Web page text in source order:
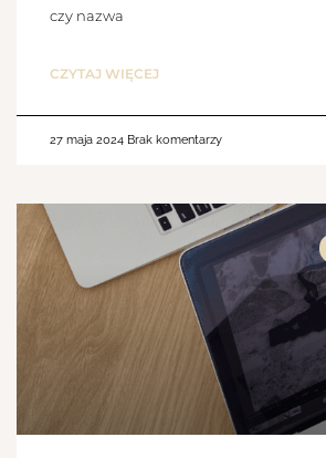
czy nazwa
CZYTAJ WIĘCEJ
27 maja 2024 Brak komentarzy